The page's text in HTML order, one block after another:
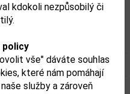
kdokoli nezpůsobilý či
policy
vše" dáváte souhlas
které nám pomáhají
služby a zároveň
0,7